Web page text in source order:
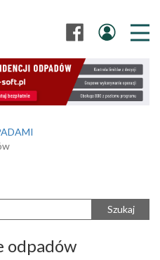
Szukaj
odpadów